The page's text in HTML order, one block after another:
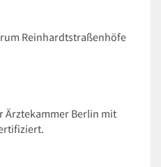
Reinhardtstraßenhöfe
Ärztekammer Berlin mit